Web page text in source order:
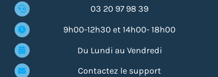
03 20 97 98 39
9h00-12h30 et 14h00- 18h00
Du Lundi au Vendredi
Contactez le support